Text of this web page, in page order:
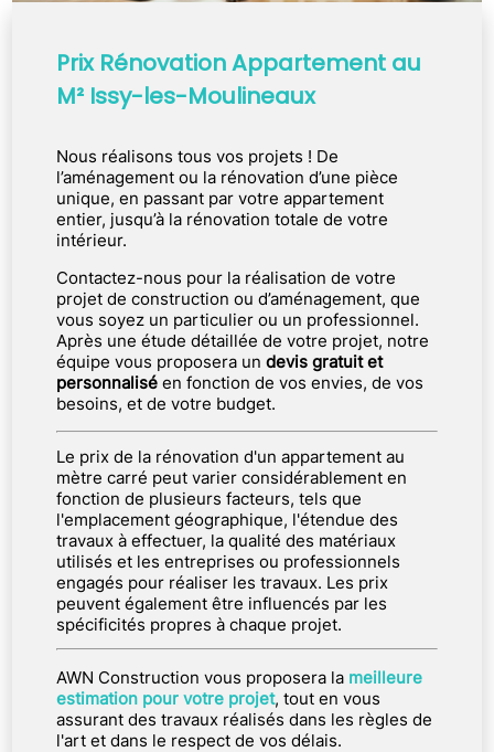
Prix Rénovation Appartement au
M² Issy-les-Moulineaux
Nous réalisons tous vos projets ! De
l’aménagement ou la rénovation d’une pièce
unique, en passant par votre appartement
entier, jusqu’à la rénovation totale de votre
intérieur.
Contactez-nous pour la réalisation de votre
projet de construction ou d’aménagement, que
vous soyez un particulier ou un professionnel.
Après une étude détaillée de votre projet, notre
équipe vous proposera undevis gratuit et
personnalisé en fonction de vos envies, de vos
besoins, et de votre budget.
Le prix de la rénovation d'un appartement au
mètre carré peut varier considérablement en
fonction de plusieurs facteurs, tels que
l'emplacement géographique, l'étendue des
travaux à effectuer, la qualité des matériaux
utilisés et les entreprises ou professionnels
engagés pour réaliser les travaux. Les prix
peuvent également être influencés par les
spécificités propres à chaque projet.
AWN Construction vous proposera la meilleure
estimation pour votre projet, tout en vous
assurant des travaux réalisés dans les règles de
l'art et dans le respect de vos délais.